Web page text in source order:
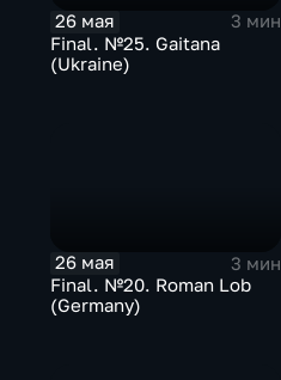
26 мая
3 мин
Final. №25. Gaitana
(Ukraine)
26 мая
3 мин
Final. №20. Roman Lob
(Germany)